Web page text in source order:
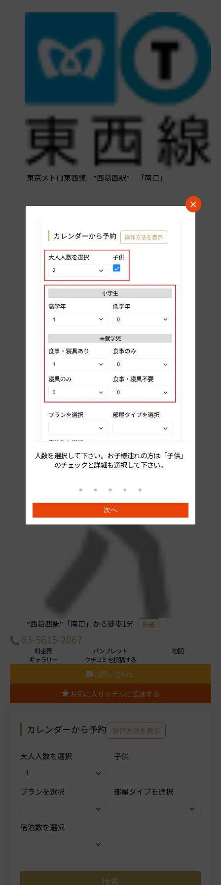
人数を選択して下さい。お子様連れの方は「子供」
のチェックと詳細も選択して下さい。
次へ
東京メトロ東西線 ”西葛西駅” 「南口」
”西葛西駅”「南口」から徒歩1分 詳細
03-5615-2067
料金表 パンフレット
地図
ギャラリー
クチコミを投稿する
お問い合わせ
お気に入りホテルに追加する
カレンダーから予約 操作方法を表示
大人人数を選択 子供
プランを選択 部屋タイプを選択
宿泊数を選択